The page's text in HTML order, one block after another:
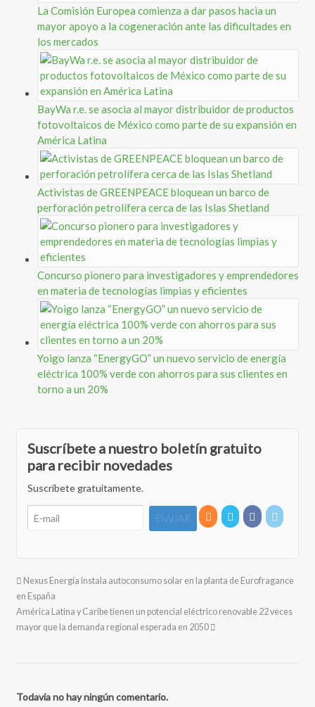
La Comisión Europea comienza a dar pasos hacia un
mayor apoyo a la cogeneración ante las dificultades en
los mercados
BayWa r.e. se asocia al mayor distribuidor de productos
fotovoltaicos de México como parte de su expansión en
América Latina
Activistas de GREENPEACE bloquean un barco de
perforación petrolífera cerca de las Islas Shetland
Concurso pionero para investigadores y emprendedores
en materia de tecnologías limpias y eficientes
Yoigo lanza “EnergyGO” un nuevo servicio de energía
eléctrica 100% verde con ahorros para sus clientes en
torno a un 20%
Suscríbete a nuestro boletín gratuito
para recibir novedades
Suscríbete gratuitamente.
Nexus Energía instala autoconsumo solar en la planta de Eurofragance
en España
América Latina y Caribe tienen un potencial eléctrico renovable 22 veces
mayor que la demanda regional esperada en 2050
Todavía no hay ningún comentario.